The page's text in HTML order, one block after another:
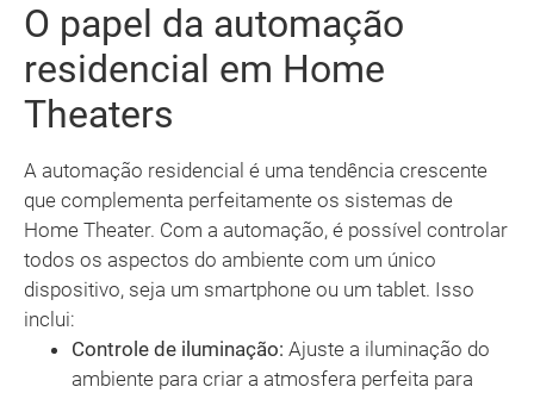
O papel da automação
residencial em Home
Theaters
A automação residencial é uma tendência crescente
que complementa perfeitamente os sistemas de
Home Theater. Com a automação, é possível controlar
todos os aspectos do ambiente com um único
dispositivo, seja um smartphone ou um tablet. Isso
inclui:
Controle de iluminação: Ajuste a iluminação do
ambiente para criar a atmosfera perfeita para